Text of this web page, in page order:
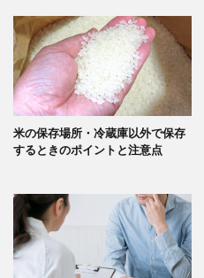
米の保存場所・冷蔵庫以外で保存
するときのポイントと注意点